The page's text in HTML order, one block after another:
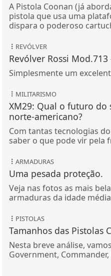
A Pistola Coonan (já
pistola que usa uma
dispara o poderoso
REVÓLVER
Revólver Rossi
Simplesmente um
MILITARISMO
XM29: Qual o futuro
norte-americano?
Com tantas tecnologias
saber o que pode vir pela
ARMADURAS
Uma pesada proteção.
Veja nas fotos as mais
armaduras da idade média
PISTOLAS
Tamanhos das Pistolas
Nesta breve análise,
Government,